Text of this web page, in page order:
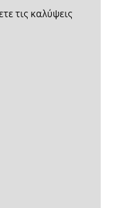
τις καλύψεις